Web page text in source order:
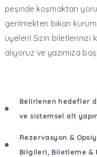
peşinde koşmaktan
gerilmekten bıkan
üyeleri! Sizin biletlerinizi
alıyoruz ve yazımıza
Belirlenen hedefler
ve sistemsel alt
Rezervasyon &
Bilgileri, Biletleme &